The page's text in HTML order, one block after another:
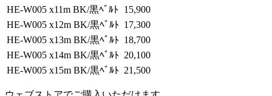
HE-W005 x11m BK/黒ﾍﾞﾙﾄ
15,900
HE-W005 x12m BK/黒ﾍﾞﾙﾄ 17,300
HE-W005 x13m BK/黒ﾍﾞﾙﾄ 18,700
HE-W005 x14m BK/黒ﾍﾞﾙﾄ 20,100
HE-W005 x15m BK/黒ﾍﾞﾙﾄ 21,500